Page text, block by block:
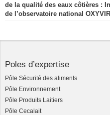
de la qualité des eaux côtières :
de l’observatoire national OXYVIR
Poles d’expertise
Pôle Sécurité des aliments
Pôle Environnement
Pôle Produits Laitiers
Pôle Cecalait